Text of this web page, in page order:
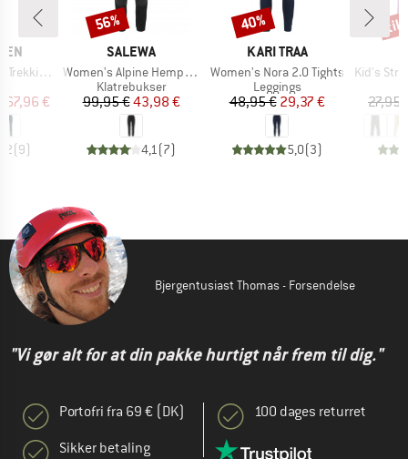
Tights HD
pris
€
(9)
MÆRKE
SALEWA
Artikel
Women's Alpine Hemp Tights
Produktgruppe
Klatrebukser
Pris
99,95 €Nedsat pris
43,98 €
4,1(7)
Rabat
56%
MÆRKE
KARI TRAA
Artikel
Women's Nora 2.0 Tights
Produktgruppe
Leggings
Pris
48,95 €Nedsat pris
29,37 €
5,0(3)
Rabat
40%
Artikel
Kid's
27,95
til
Bjergentusiast Thomas - Forsendelse
"Vi gør alt for at din pakke hurtigt når frem til dig."
Portofri fra 69 € (DK)
Sikker betaling
100 dages returret